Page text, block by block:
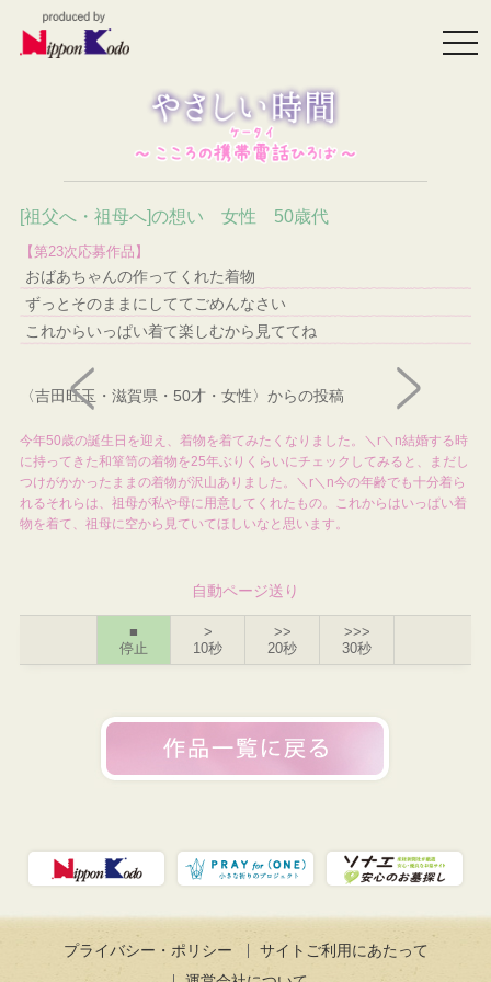
[祖父へ・祖母へ]の想い 女性 50歳代
【第23次応募作品】
おばあちゃんの作ってくれた着物
ずっとそのままにしててごめんなさい
これからいっぱい着て楽しむから見ててね
〈吉田旺玉・滋賀県・50才・女性〉からの投稿
今年50歳の誕生日を迎え、着物を着てみたくなりました。＼r＼n結婚する時
に持ってきた和箪笥の着物を25年ぶりくらいにチェックしてみると、まだし
つけがかかったままの着物が沢山ありました。＼r＼n今の年齢でも十分着ら
れるそれらは、祖母が私や母に用意してくれたもの。これからはいっぱい着
物を着て、祖母に空から見ていてほしいなと思います。
自動ページ送り
■
停止
>
10秒
>>
20秒
>>>
30秒
プライバシー・ポリシー
サイトご利用にあたって